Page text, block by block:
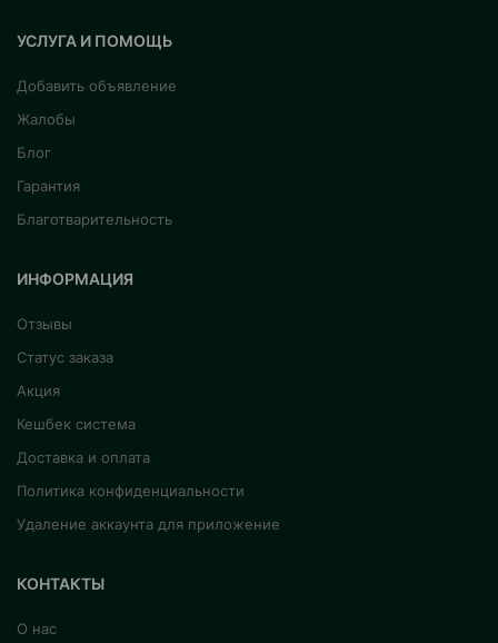
УСЛУГА И ПОМОЩЬ
Добавить объявление
Жалобы
Блог
Гарантия
Благотварительность
ИНФОРМАЦИЯ
Отзывы
Статус заказа
Акция
Кешбек система
Доставка и оплата
Политика конфиденциальности
Удаление аккаунта для приложение
КОНТАКТЫ
О нас